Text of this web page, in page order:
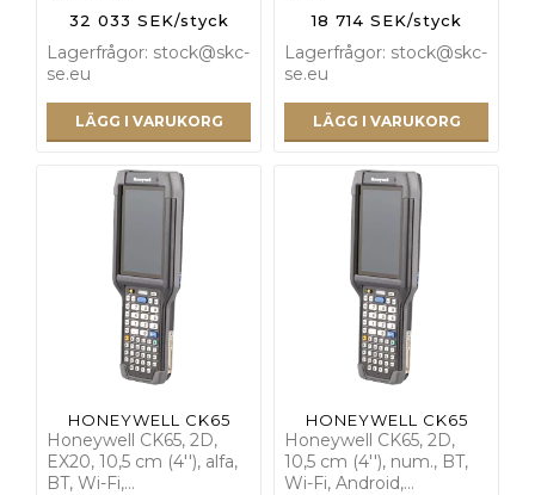
32 033 SEK/styck
Lagerfrågor: stock@skc-
se.eu
LÄGG I VARUKORG
18 714 SEK/styck
Lagerfrågor: stock@skc-
se.eu
LÄGG I VARUKORG
HONEYWELL CK65
Honeywell CK65, 2D,
EX20, 10,5 cm (4''), alfa,
BT, Wi-Fi,…
HONEYWELL CK65
Honeywell CK65, 2D,
10,5 cm (4''), num., BT,
Wi-Fi, Android,…